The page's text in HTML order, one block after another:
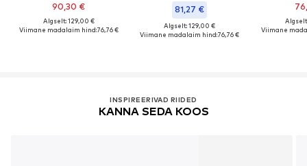
90,30 €
Algselt: 129,00 €
Viimane madalaim hind:76,76 €
81,27 €
Algselt: 129,00 €
Viimane madalaim hind:76,76 €
Viimane
INSPIREERIVAD RIIDED
KANNA SEDA KOOS